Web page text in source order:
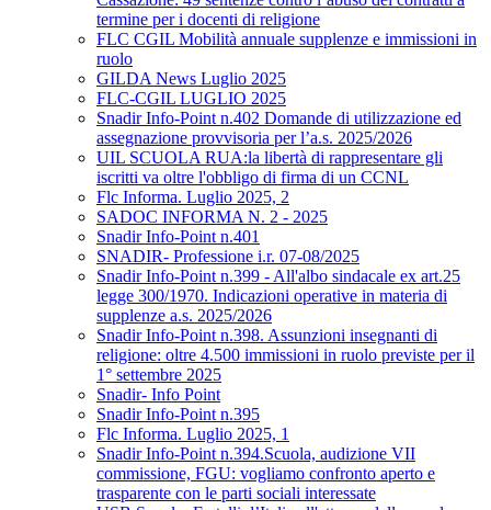
termine per i docenti di religione
FLC CGIL Mobilità annuale supplenze e immissioni in
ruolo
GILDA News Luglio 2025
FLC-CGIL LUGLIO 2025
Snadir Info-Point n.402 Domande di utilizzazione ed
assegnazione provvisoria per l’a.s. 2025/2026
UIL SCUOLA RUA:la libertà di rappresentare gli
iscritti va oltre l'obbligo di firma di un CCNL
Flc Informa. Luglio 2025, 2
SADOC INFORMA N. 2 - 2025
Snadir Info-Point n.401
SNADIR- Professione i.r. 07-08/2025
Snadir Info-Point n.399 - All'albo sindacale ex art.25
legge 300/1970. Indicazioni operative in materia di
supplenze a.s. 2025/2026
Snadir Info-Point n.398. Assunzioni insegnanti di
religione: oltre 4.500 immissioni in ruolo previste per il
1° settembre 2025
Snadir- Info Point
Snadir Info-Point n.395
Flc Informa. Luglio 2025, 1
Snadir Info-Point n.394.Scuola, audizione VII
commissione, FGU: vogliamo confronto aperto e
trasparente con le parti sociali interessate